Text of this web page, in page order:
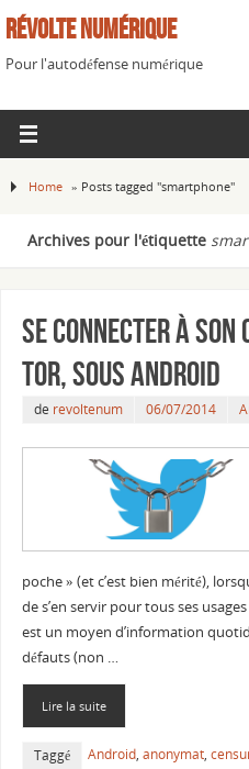
Révolte Numérique
Pour l'autodéfense numérique
Home » Posts tagged "smartphone"
Archives pour l'étiquette
Se connecter à
Tor, sous Android
de revoltenum 06/07/2014
poche » (et c’est bien mérité),
de s’en servir pour tous ses
est un moyen d’information
défauts (non …
Lire la suite
Taggé Android, anonymat,